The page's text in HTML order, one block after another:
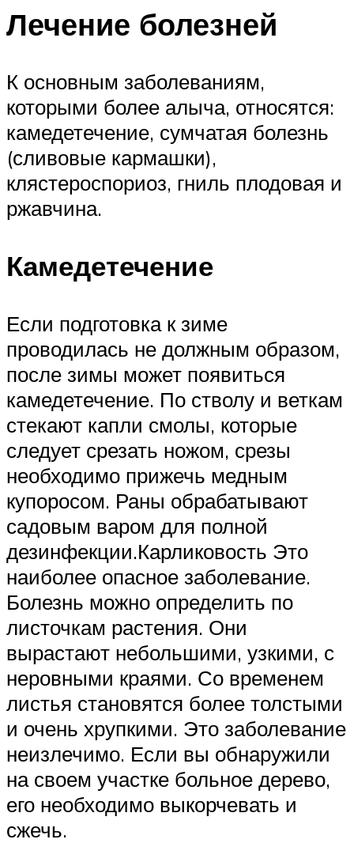
Лечение болезней
К основным заболеваниям,
которыми более алыча, относятся:
камедетечение, сумчатая болезнь
(сливовые кармашки),
клястероспориоз, гниль плодовая и
ржавчина.
Камедетечение
Если подготовка к зиме
проводилась не должным образом,
после зимы может появиться
камедетечение. По стволу и веткам
стекают капли смолы, которые
следует срезать ножом, срезы
необходимо прижечь медным
купоросом. Раны обрабатывают
садовым варом для полной
дезинфекции.Карликовость Это
наиболее опасное заболевание.
Болезнь можно определить по
листочкам растения. Они
вырастают небольшими, узкими, с
неровными краями. Со временем
листья становятся более толстыми
и очень хрупкими. Это заболевание
неизлечимо. Если вы обнаружили
на своем участке больное дерево,
его необходимо выкорчевать и
сжечь.